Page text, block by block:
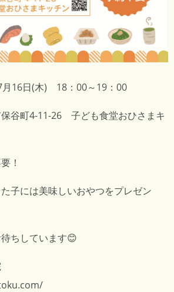
月16日(木) 18：00～19：00
谷町4-11-26 子ども食堂おひさまキ
！
子には美味しいおやつをプレゼン
ちしています😊